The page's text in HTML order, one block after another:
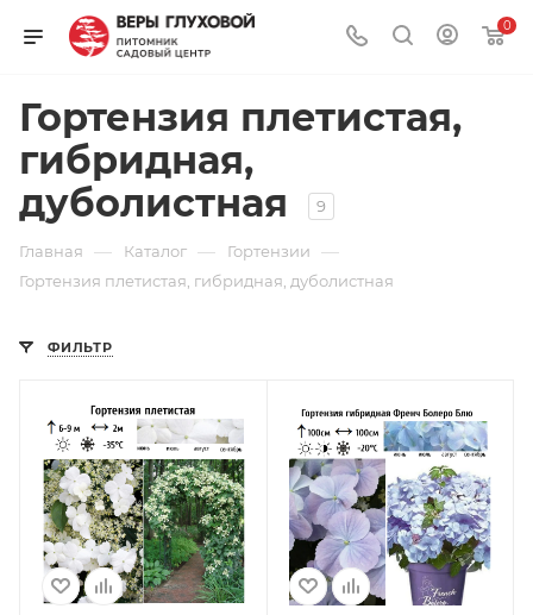
0
Гортензия плетистая,
гибридная,
дуболистная
9
Главная — Каталог — Гортензии —
Гортензия плетистая, гибридная, дуболистная
ФИЛЬТР